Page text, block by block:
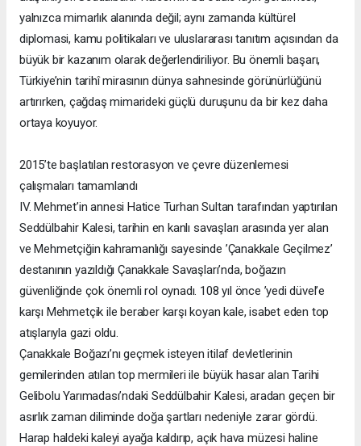
yalnızca mimarlık alanında değil; aynı zamanda kültürel
diplomasi, kamu politikaları ve uluslararası tanıtım açısından da
büyük bir kazanım olarak değerlendiriliyor. Bu önemli başarı,
Türkiye’nin tarihî mirasının dünya sahnesinde görünürlüğünü
artırırken, çağdaş mimarideki güçlü duruşunu da bir kez daha
ortaya koyuyor.
2015’te başlatılan restorasyon ve çevre düzenlemesi
çalışmaları tamamlandı
IV. Mehmet’in annesi Hatice Turhan Sultan tarafından yaptırılan
Seddülbahir Kalesi, tarihin en kanlı savaşları arasında yer alan
ve Mehmetçiğin kahramanlığı sayesinde ’Çanakkale Geçilmez’
destanının yazıldığı Çanakkale Savaşları’nda, boğazın
güvenliğinde çok önemli rol oynadı. 108 yıl önce ’yedi düvel’e
karşı Mehmetçik ile beraber karşı koyan kale, isabet eden top
atışlarıyla gazi oldu.
Çanakkale Boğazı’nı geçmek isteyen itilaf devletlerinin
gemilerinden atılan top mermileri ile büyük hasar alan Tarihi
Gelibolu Yarımadası’ndaki Seddülbahir Kalesi, aradan geçen bir
asırlık zaman diliminde doğa şartları nedeniyle zarar gördü.
Harap haldeki kaleyi ayağa kaldırıp, açık hava müzesi haline